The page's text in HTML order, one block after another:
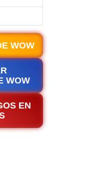
WOW
WOW
EN